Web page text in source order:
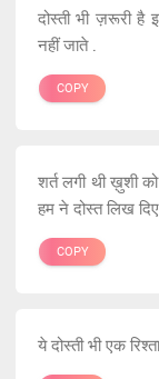
दोस्ती भी ज़रूरी है
नहीं जाते .
COPY
शर्त लगी थी ख़ुशी
हम ने दोस्त लिख
COPY
ये दोस्ती भी एक